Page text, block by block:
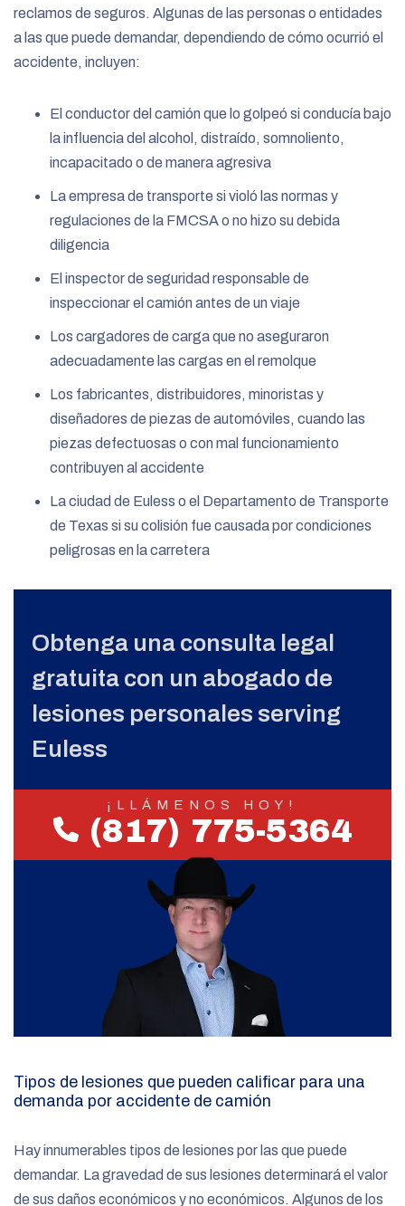
reclamos de seguros. Algunas de las personas o entidades
a las que puede demandar, dependiendo de cómo ocurrió el
accidente, incluyen:
El conductor del camión que lo golpeó si conducía bajo
la influencia del alcohol, distraído, somnoliento,
incapacitado o de manera agresiva
La empresa de transporte si violó las normas y
regulaciones de la FMCSA o no hizo su debida
diligencia
El inspector de seguridad responsable de
inspeccionar el camión antes de un viaje
Los cargadores de carga que no aseguraron
adecuadamente las cargas en el remolque
Los fabricantes, distribuidores, minoristas y
diseñadores de piezas de automóviles, cuando las
piezas defectuosas o con mal funcionamiento
contribuyen al accidente
La ciudad de Euless o el Departamento de Transporte
de Texas si su colisión fue causada por condiciones
peligrosas en la carretera
Obtenga una consulta legal
gratuita con un abogado de
lesiones personales serving
Euless
¡LLÁMENOS HOY!
(817) 775-5364
Tipos de lesiones que pueden calificar para una
demanda por accidente de camión
Hay innumerables tipos de lesiones por las que puede
demandar. La gravedad de sus lesiones determinará el valor
de sus daños económicos y no económicos. Algunos de los